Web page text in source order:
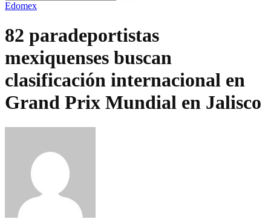
Edomex
82 paradeportistas
mexiquenses buscan
clasificación internacional en
Grand Prix Mundial en Jalisco